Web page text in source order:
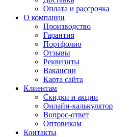
Оплата и рассрочка
О компании
Производство
Гарантия
Портфолио
Отзывы
Реквизиты
Вакансии
Карта сайта
Клиентам
Скидки и акции
Онлайн-калькулятор
Вопрос-ответ
Оптовикам
Контакты